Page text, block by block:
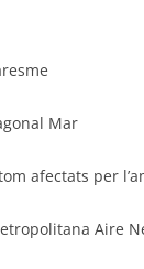
Mar
afectats per
Aire